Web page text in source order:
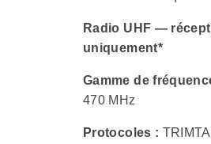
Radio UHF —
uniquement*
Gamme de
470 MHz
Protocoles :